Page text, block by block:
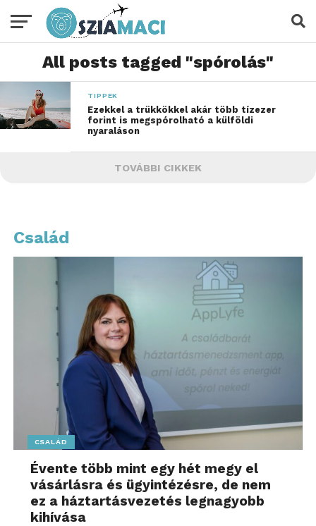
All posts tagged "spórolás"
TIPPEK
Ezekkel a trükkökkel akár több tízezer
forint is megspórolható a külföldi
nyaraláson
TOVÁBBI CIKKEK
Család
CSALÁD
Évente több mint egy hét megy el
vásárlásra és ügyintézésre, de nem
ez a háztartásvezetés legnagyobb
kihívása